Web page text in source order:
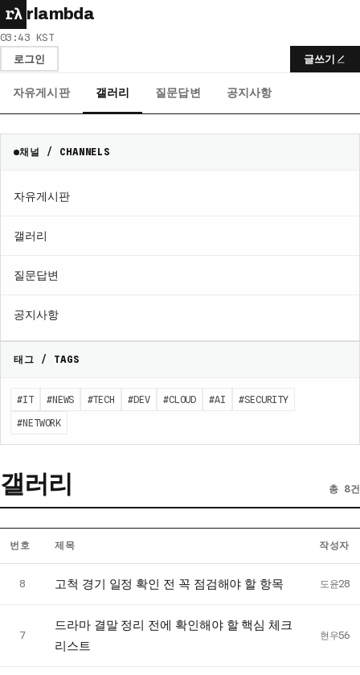
rλ rlambda
03:43 KST
로그인
글쓰기
자유게시판 갤러리 질문답변 공지사항
채널 / CHANNELS
자유게시판
갤러리
질문답변
공지사항
태그 / TAGS
#IT #NEWS #TECH #DEV #CLOUD #AI #SECURITY
#NETWORK
갤러리 총 8건
번호 제목 작성자
8 고척 경기 일정 확인 전 꼭 점검해야 할 항목 도윤28
7
드라마 결말 정리 전에 확인해야 할 핵심 체크
리스트
현우56